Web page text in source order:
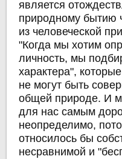
является
природному бытию
из человеческой
"Когда мы хотим
личность, мы
характера",
не могут быть
общей природе. И
для нас самым
неопределимо,
относилось бы
несравнимой и